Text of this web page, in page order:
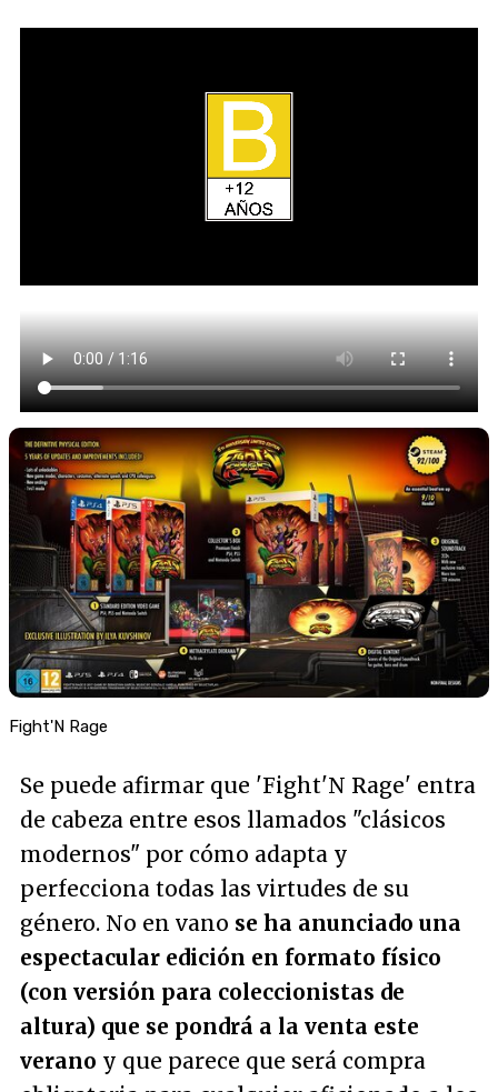
Fight'N Rage
Se puede afirmar que 'Fight'N Rage' entra
de cabeza entre esos llamados "clásicos
modernos" por cómo adapta y
perfecciona todas las virtudes de su
género. No en vano se ha anunciado una
espectacular edición en formato físico
(con versión para coleccionistas de
altura) que se pondrá a la venta este
verano y que parece que será compra